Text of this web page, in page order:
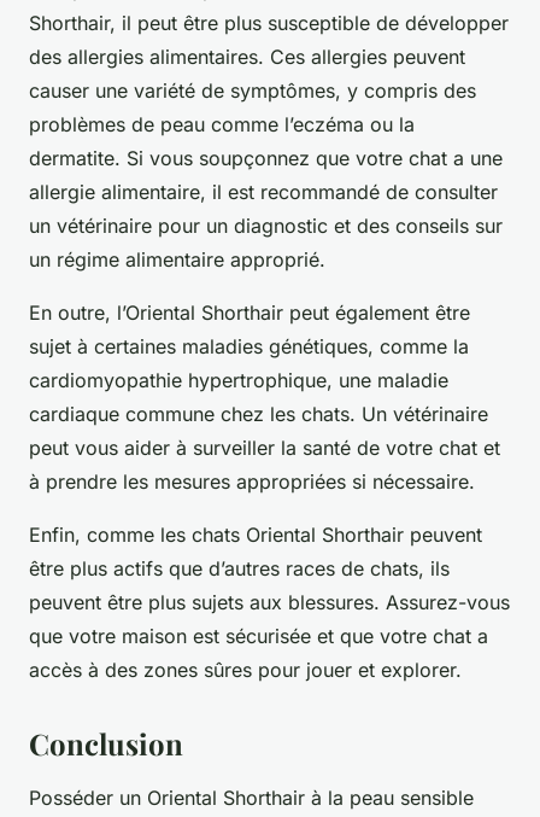
Shorthair, il peut être plus susceptible de développer
des allergies alimentaires. Ces allergies peuvent
causer une variété de symptômes, y compris des
problèmes de peau comme l’eczéma ou la
dermatite. Si vous soupçonnez que votre chat a une
allergie alimentaire, il est recommandé de consulter
un vétérinaire pour un diagnostic et des conseils sur
un régime alimentaire approprié.
En outre, l’Oriental Shorthair peut également être
sujet à certaines maladies génétiques, comme la
cardiomyopathie hypertrophique, une maladie
cardiaque commune chez les chats. Un vétérinaire
peut vous aider à surveiller la santé de votre chat et
à prendre les mesures appropriées si nécessaire.
Enfin, comme les chats Oriental Shorthair peuvent
être plus actifs que d’autres races de chats, ils
peuvent être plus sujets aux blessures. Assurez-vous
que votre maison est sécurisée et que votre chat a
accès à des zones sûres pour jouer et explorer.
Conclusion
Posséder un Oriental Shorthair à la peau sensible